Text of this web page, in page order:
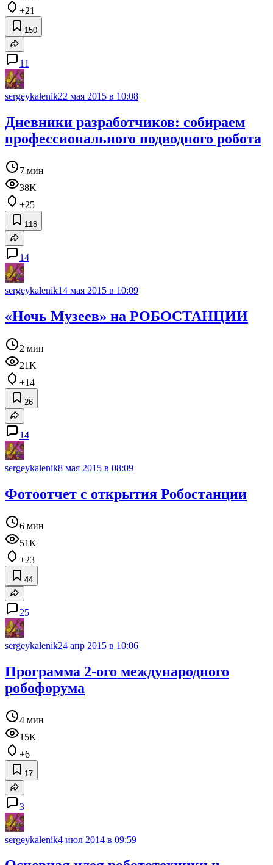
+21
150
11
sergeykalenik22 мая 2015 в 10:08
Дневники разработчиков: собираем
профессионального подводного робота
7 мин
38K
+25
118
14
sergeykalenik14 мая 2015 в 10:09
«Ночь Музеев» на РОБОСТАНЦИИ
2 мин
21K
+14
26
14
sergeykalenik8 мая 2015 в 08:09
Фотоотчет с открытия Робостанции
6 мин
51K
+23
44
25
sergeykalenik24 апр 2015 в 10:06
Программа 2-ого международного
робофорума
4 мин
15K
+6
17
3
sergeykalenik4 июл 2014 в 09:59